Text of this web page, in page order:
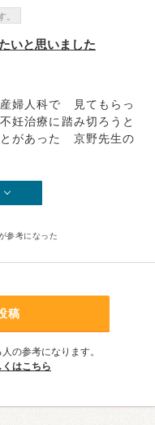
。
いと思いました
婦人科で 見てもらっ
治療に踏み切ろうと
があった 京野先生の
参考になった
稿
の参考になります。
はこちら